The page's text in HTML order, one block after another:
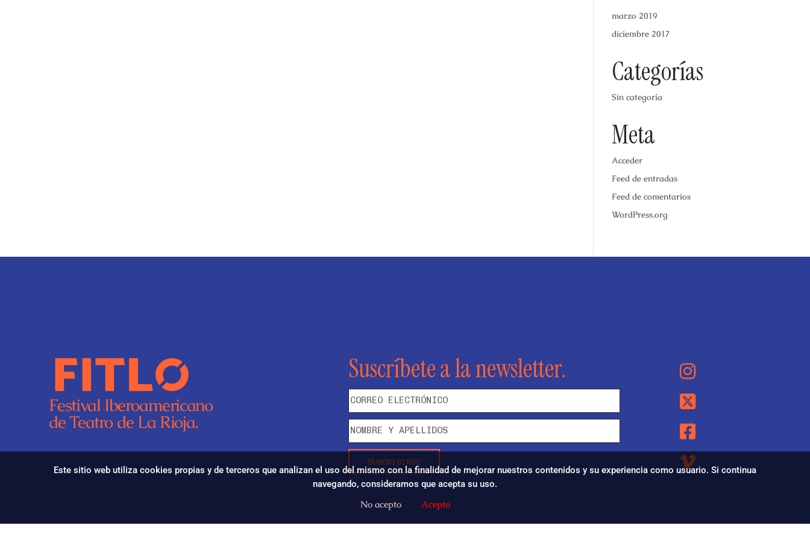
Este sitio web utiliza cookies propias y de terceros que analizan el uso del mismo con la finalidad de mejorar nuestros contenidos y su experiencia como usuario. Si continua
navegando, consideramos que acepta su uso.
No acepto Acepto
marzo 2019
diciembre 2017
Categorías
Sin categoría
Meta
Acceder
Feed de entradas
Feed de comentarios
WordPress.org
Festival Iberoamericano
de Teatro de La Rioja.
Suscríbete a la newsletter.
SUSCRIBIRSE